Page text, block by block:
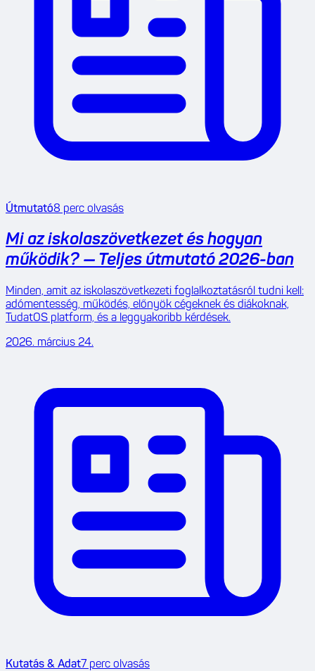
Útmutató8 perc olvasás
Mi az iskolaszövetkezet és hogyan
működik? — Teljes útmutató 2026-ban
Minden, amit az iskolaszövetkezeti foglalkoztatásról tudni kell:
adómentesség, működés, előnyök cégeknek és diákoknak,
TudatOS platform, és a leggyakoribb kérdések.
2026. március 24.
Kutatás & Adat7 perc olvasás